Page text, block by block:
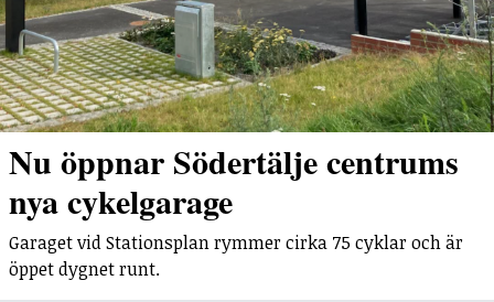
Nu öppnar Södertälje centrums
nya cykelgarage
Garaget vid Stationsplan rymmer cirka 75 cyklar och är
öppet dygnet runt.